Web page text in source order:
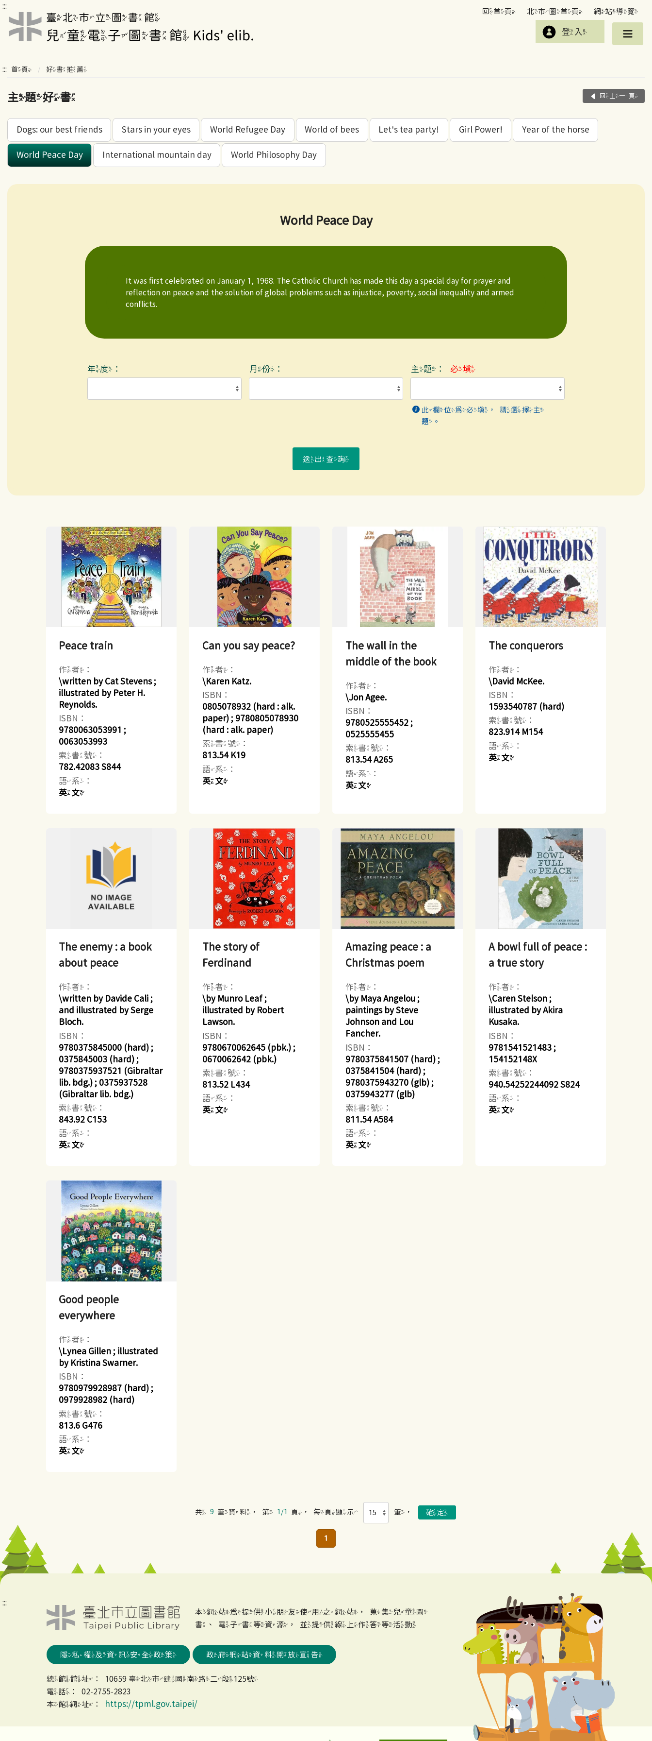
:::
回首頁 北市圖首頁 網站導覽
登入
::: 首頁 好書推薦
主題好書 回上一頁
Dogs: our best friends Stars in your eyes World Refugee Day World of bees Let's tea party! Girl Power! Year of the horse
World Peace Day International mountain day World Philosophy Day
World Peace Day
It was first celebrated on January 1, 1968. The Catholic Church has made this day a special day for prayer and
reflection on peace and the solution of global problems such as injustice, poverty, social inequality and armed
conflicts.
年度： 月份： 主題： 必填
此欄位為必填，請選擇主
題。
送出查詢
Peace train
作者：
\written by Cat Stevens ;
illustrated by Peter H.
Reynolds.
ISBN：
9780063053991 ;
0063053993
索書號：
782.42083 S844
語系：
英文
Can you say peace?
作者：
\Karen Katz.
ISBN：
0805078932 (hard : alk.
paper) ; 9780805078930
(hard : alk. paper)
索書號：
813.54 K19
語系：
英文
The wall in the
middle of the book
作者：
\Jon Agee.
ISBN：
9780525555452 ;
0525555455
索書號：
813.54 A265
語系：
英文
The conquerors
作者：
\David McKee.
ISBN：
1593540787 (hard)
索書號：
823.914 M154
語系：
英文
The enemy : a book
about peace
作者：
\written by Davide Cali ;
and illustrated by Serge
Bloch.
ISBN：
9780375845000 (hard) ;
0375845003 (hard) ;
9780375937521 (Gibraltar
lib. bdg.) ; 0375937528
(Gibraltar lib. bdg.)
索書號：
843.92 C153
語系：
英文
The story of
Ferdinand
作者：
\by Munro Leaf ;
illustrated by Robert
Lawson.
ISBN：
9780670062645 (pbk.) ;
0670062642 (pbk.)
索書號：
813.52 L434
語系：
英文
Amazing peace : a
Christmas poem
作者：
\by Maya Angelou ;
paintings by Steve
Johnson and Lou
Fancher.
ISBN：
9780375841507 (hard) ;
0375841504 (hard) ;
9780375943270 (glb) ;
0375943277 (glb)
索書號：
811.54 A584
語系：
英文
A bowl full of peace :
a true story
作者：
\Caren Stelson ;
illustrated by Akira
Kusaka.
ISBN：
9781541521483 ;
154152148X
索書號：
940.54252244092 S824
語系：
英文
Good people
everywhere
作者：
\Lynea Gillen ; illustrated
by Kristina Swarner.
ISBN：
9780979928987 (hard) ;
0979928982 (hard)
索書號：
813.6 G476
語系：
英文
共 9 筆資料，第 1/1 頁，每頁顯示 筆，
1
:::
本網站為提供小朋友使用之網站，蒐集兒童圖
書、電子書等資源，並提供線上作答等活動
隱私權及資訊安全政策 政府網站資料開放宣告
總館館址：10659 臺北市建國南路二段125號
電話：02-2755-2823
本館網址：
https://tpml.gov.taipei/